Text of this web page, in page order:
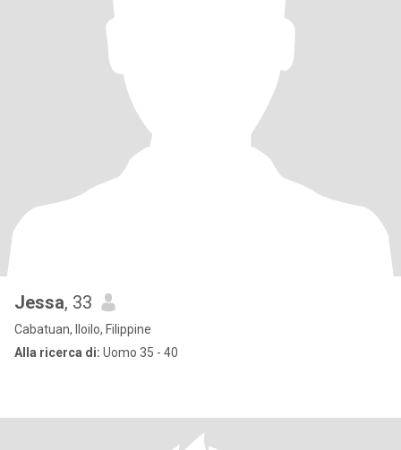
Jessa, 33
Cabatuan, Iloilo, Filippine
Alla ricerca di: Uomo 35 - 40